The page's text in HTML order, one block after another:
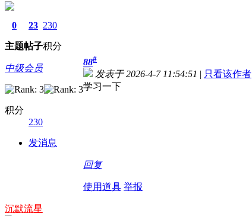
0
主题
23
帖子
230
积分
中级会员
积分
230
发消息
88#
发表于 2026-4-7 11:54:51 | 只看该作者
学习一下
回复
使用道具 举报
沉默流星